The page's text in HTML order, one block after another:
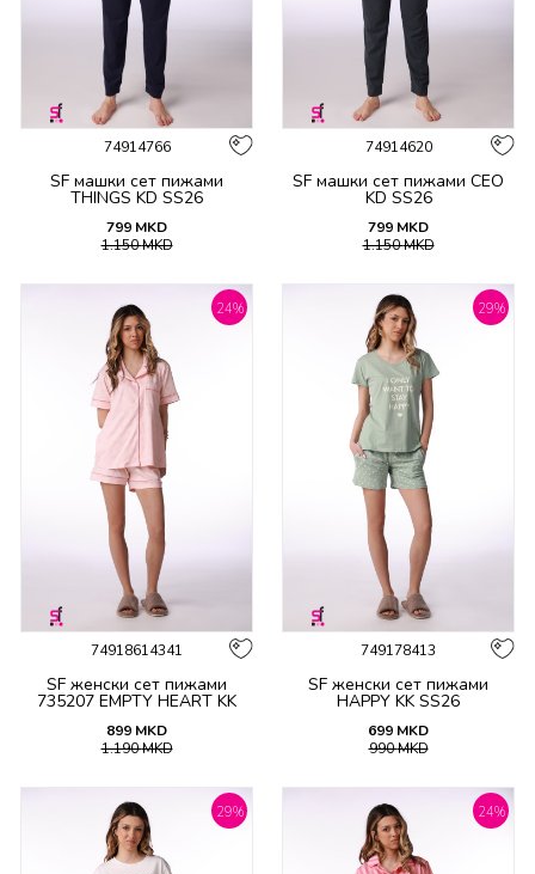
74914766
SF машки сет пижами
THINGS KD SS26
799 MKD
1.150MKD
74914620
SF машки сет пижами CEO
KD SS26
799 MKD
1.150MKD
24%
74918614341
SF женски сет пижами
735207 EMPTY HEART KK
899 MKD
1.190MKD
29%
749178413
SF женски сет пижами
HAPPY KK SS26
699 MKD
990MKD
29% 24%